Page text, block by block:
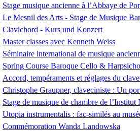
Stage musique ancienne à l’Abbaye de
Le Mesnil des Arts - Stage de Musique
Clavichord - Kurs und Konzert
Master classes avec Kenneth Weiss
Séminaire international de musique
Spring Course Baroque Cello &
Accord, tempéraments et réglages du
Christophe Graupner, claveciniste : Un
Stage de musique de chambre de l’Institut
Utopia instrumentalis : fac-similés au
Commémoration Wanda Landowska